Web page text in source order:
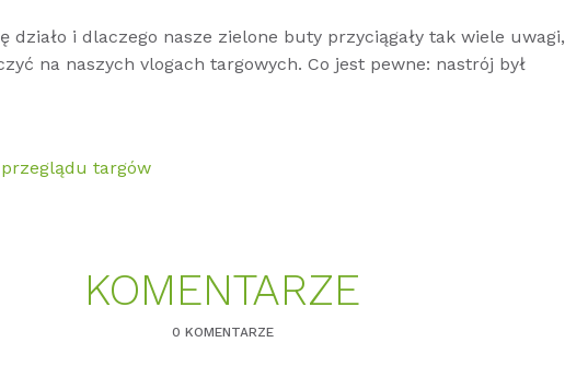
działo i dlaczego nasze zielone buty przyciągały tak wiele uwagi,
na naszych vlogach targowych. Co jest pewne: nastrój był
targów
KOMENTARZE
0 KOMENTARZE